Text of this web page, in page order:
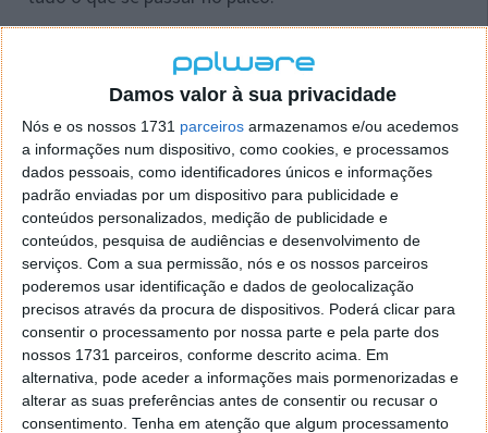
Damos valor à sua privacidade
Nós e os nossos 1731 parceiros armazenamos e/ou acedemos
a informações num dispositivo, como cookies, e processamos
dados pessoais, como identificadores únicos e informações
padrão enviadas por um dispositivo para publicidade e
conteúdos personalizados, medição de publicidade e
conteúdos, pesquisa de audiências e desenvolvimento de
serviços. Com a sua permissão, nós e os nossos parceiros
poderemos usar identificação e dados de geolocalização
precisos através da procura de dispositivos. Poderá clicar para
consentir o processamento por nossa parte e pela parte dos
nossos 1731 parceiros, conforme descrito acima. Em
alternativa, pode aceder a informações mais pormenorizadas e
alterar as suas preferências antes de consentir ou recusar o
consentimento. Tenha em atenção que algum processamento
outras novidades, se bem que com uma importância
menor. Provavelmente poderá ser apresentada a
versão 8.2 do iOS, e que estará já preparada para se
ligar ao Apple Watch.
Por outro lado é ainda esperada a já várias vezes
faladaactualizaçãodos seus portáteis da linha
MacBook Air. Fala-se num modelo de12 polegadas
possivelmente a chegada dos ecrãs retina a estes
equipamentos.
Mais uma vez a Apple consegue manter as suas
novidades num completo isolamento e sem que
surjam quaisquer fugas de informação ou indícios
claros do que vai realmente ser apresentado.